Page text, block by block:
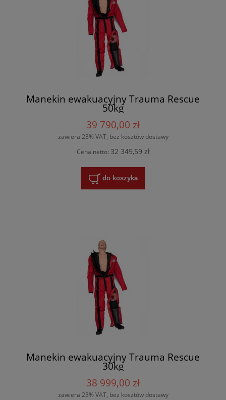
Manekin ewakuacyjny Trauma Rescue
50kg
39 790,00 zł
zawiera 23% VAT, bez kosztów dostawy
Cena netto: 32 349,59 zł
do koszyka
Manekin ewakuacyjny Trauma Rescue
30kg
38 999,00 zł
zawiera 23% VAT, bez kosztów dostawy